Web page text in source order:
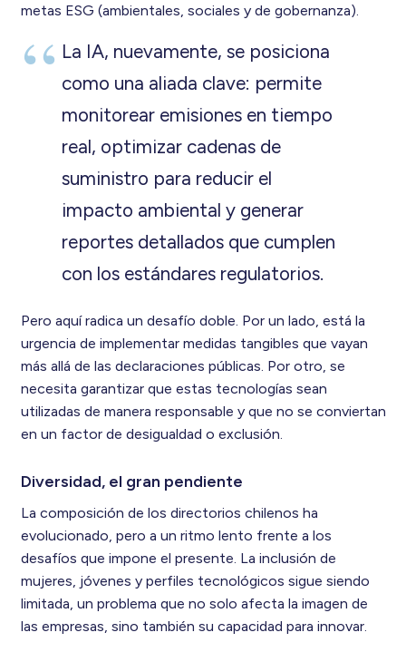
metas ESG (ambientales, sociales y de gobernanza).
La IA, nuevamente, se posiciona
como una aliada clave: permite
monitorear emisiones en tiempo
real, optimizar cadenas de
suministro para reducir el
impacto ambiental y generar
reportes detallados que cumplen
con los estándares regulatorios.
Pero aquí radica un desafío doble. Por un lado, está la
urgencia de implementar medidas tangibles que vayan
más allá de las declaraciones públicas. Por otro, se
necesita garantizar que estas tecnologías sean
utilizadas de manera responsable y que no se conviertan
en un factor de desigualdad o exclusión.
Diversidad, el gran pendiente
La composición de los directorios chilenos ha
evolucionado, pero a un ritmo lento frente a los
desafíos que impone el presente. La inclusión de
mujeres, jóvenes y perfiles tecnológicos sigue siendo
limitada, un problema que no solo afecta la imagen de
las empresas, sino también su capacidad para innovar.